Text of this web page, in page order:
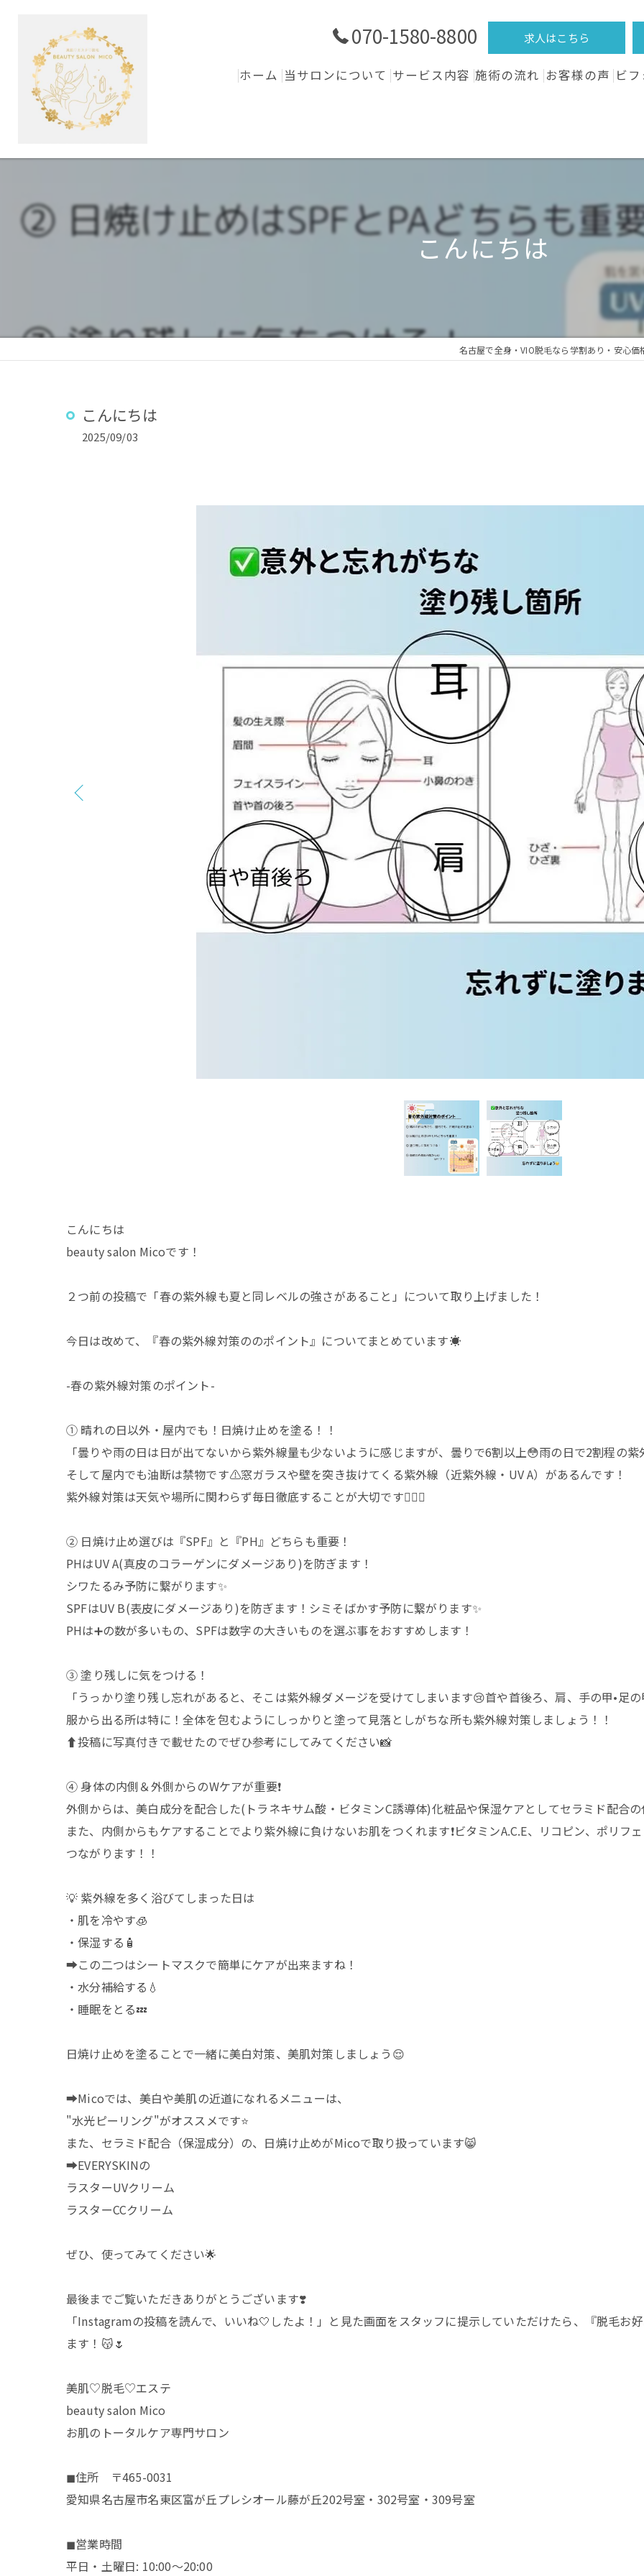
070-1580-8800 求人はこちら
ホーム 当サロンについて サービス内容 施術の流れ お客様の声 ビ
こんにちは
名古屋で全身・VIO脱毛なら学割あり・安心
こんにちは
2025/09/03
こんにちは
beauty salon Micoです！
２つ前の投稿で「春の紫外線も夏と同レベルの強さがあること」について取り上げました！
今日は改めて、『春の紫外線対策ののポイント』についてまとめています☀️
-春の紫外線対策のポイント-
① 晴れの日以外・屋内でも！日焼け止めを塗る！！
「曇りや雨の日は日が出てないから紫外線量も少ないように感じますが、曇りで6割以上😳雨の日で2割程の紫
そして屋内でも油断は禁物です⚠️窓ガラスや壁を突き抜けてくる紫外線（近紫外線・UV A）があるんです！
紫外線対策は天気や場所に関わらず毎日徹底することが大切です☝🏻✨
② 日焼け止め選びは『SPF』と『PH』どちらも重要！
PHはUV A(真皮のコラーゲンにダメージあり)を防ぎます！
シワたるみ予防に繋がります✨
SPFはUV B(表皮にダメージあり)を防ぎます！シミそばかす予防に繋がります✨
PHは➕の数が多いもの、SPFは数字の大きいものを選ぶ事をおすすめします！
③ 塗り残しに気をつける！
「うっかり塗り残し忘れがあると、そこは紫外線ダメージを受けてしまいます😢首や首後ろ、肩、手の甲•足
服から出る所は特に！全体を包むようにしっかりと塗って見落としがちな所も紫外線対策しましょう！！
⬆️投稿に写真付きで載せたのでぜひ参考にしてみてください📸
④ 身体の内側＆外側からのWケアが重要❗️
外側からは、美白成分を配合した(トラネキサム酸・ビタミンC誘導体)化粧品や保湿ケアとしてセラミド配合
また、内側からもケアすることでより紫外線に負けないお肌をつくれます❗️ビタミンA.C.E、リコピン、ポリ
つながります！！
💡 紫外線を多く浴びてしまった日は
・肌を冷やす🧊
・保湿する🧴
➡️この二つはシートマスクで簡単にケアが出来ますね！
・水分補給する💧
・睡眠をとる💤
日焼け止めを塗ることで一緒に美白対策、美肌対策しましょう😌
➡️Micoでは、美白や美肌の近道になれるメニューは、
"水光ピーリング"がオススメです⭐️
また、セラミド配合（保湿成分）の、日焼け止めがMicoで取り扱っています😸
➡️EVERYSKINの
ラスターUVクリーム
ラスターCCクリーム
ぜひ、使ってみてください🌟
最後までご覧いただきありがとうございます❣️
「Instagramの投稿を読んで、いいね🤍したよ！」と見た画面をスタッフに提示していただけたら、『脱毛お
ます！😽🌷
美肌♡脱毛♡エステ
beauty salon Mico
お肌のトータルケア専門サロン
◼︎住所 〒465-0031
愛知県名古屋市名東区富が丘プレシオール藤が丘202号室・302号室・309号室
◼︎営業時間
平日・土曜日: 10:00〜20:00